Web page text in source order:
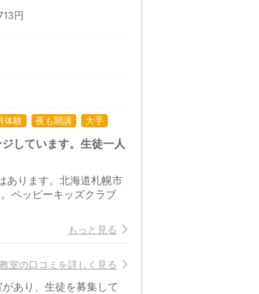
円
体験 夜も開講 大手
しています。生徒一人
あります。北海道札幌市
ペッピーキッズクラブ
もっと見る
室の口コミを詳しく見る
あり、生徒を募集して